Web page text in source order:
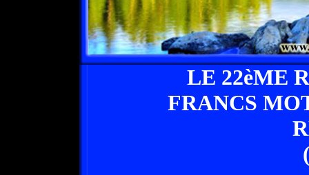
LE 22èME
FRANCS